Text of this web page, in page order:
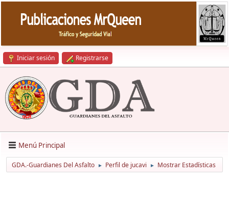
Iniciar sesión Registrarse
Menú Principal
GDA.-Guardianes Del Asfalto ► Perfil de jucavi ► Mostrar Estadísticas